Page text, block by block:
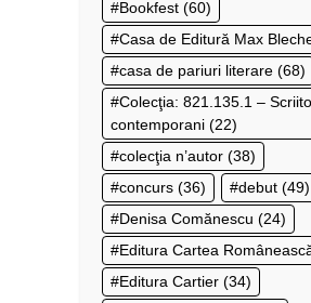
Bookfest (60)
Casa de Editură Max
casa de pariuri literare (68)
Colecţia: 821.135.1 –
contemporani (22)
colecţia n’autor (38)
concurs (36) debut (49)
Denisa Comănescu (24)
Editura Cartea
Editura Cartier (34)